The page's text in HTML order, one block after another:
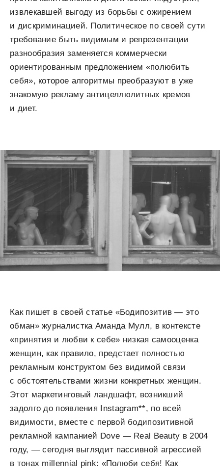
извлекавшей выгоду из борьбы с ожирением
и дискриминацией. Политическое по своей сути
требование быть видимым и репрезентации
разнообразия заменяется коммерчески
ориентированным предложением «полюбить
себя», которое алгоритмы преобразуют в уже
знакомую рекламу антицеллюлитных кремов
и диет.
Как пишет в своей статье «Бодипозитив — это
обман» журналистка Аманда Мулл, в контексте
«принятия и любви к себе» низкая самооценка
женщин, как правило, предстает полностью
рекламным конструктом без видимой связи
с обстоятельствами жизни конкретных женщин.
Этот маркетинговый ландшафт, возникший
задолго до появления Instagram**, по всей
видимости, вместе с первой бодипозитивной
рекламной кампанией Dove — Real Beauty в 2004
году, — сегодня выглядит пассивной агрессией
в тонах millennial pink: «Полюби себя! Как